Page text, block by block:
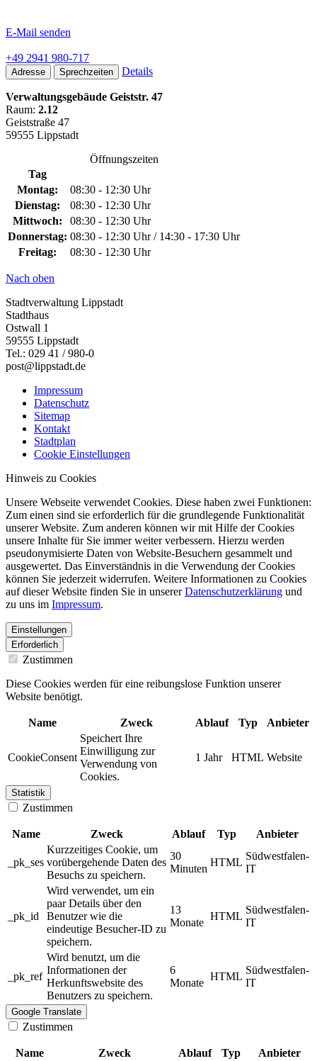
E-Mail senden
+49 2941 980-717
Adresse Sprechzeiten Details
Verwaltungsgebäude Geiststr. 47
Raum: 2.12
Geiststraße 47
59555 Lippstadt
Öffnungszeiten
Tag
Montag:
08:30 - 12:30 Uhr
Dienstag:
08:30 - 12:30 Uhr
Mittwoch:
08:30 - 12:30 Uhr
Donnerstag: 08:30 - 12:30 Uhr / 14:30 - 17:30 Uhr
Freitag:
08:30 - 12:30 Uhr
Nach oben
Stadtverwaltung Lippstadt
Stadthaus
Ostwall 1
59555 Lippstadt
Tel.: 029 41 / 980-0
post@lippstadt.de
Impressum
Datenschutz
Sitemap
Kontakt
Stadtplan
Cookie Einstellungen
Hinweis zu Cookies
Unsere Webseite verwendet Cookies. Diese haben zwei Funktionen:
Zum einen sind sie erforderlich für die grundlegende Funktionalität
unserer Website. Zum anderen können wir mit Hilfe der Cookies
unsere Inhalte für Sie immer weiter verbessern. Hierzu werden
pseudonymisierte Daten von Website-Besuchern gesammelt und
ausgewertet. Das Einverständnis in die Verwendung der Cookies
können Sie jederzeit widerrufen. Weitere Informationen zu Cookies
auf dieser Website finden Sie in unsererDatenschutzerklärung und
zu uns im Impressum.
Einstellungen
Erforderlich
Zustimmen
Diese Cookies werden für eine reibungslose Funktion unserer
Website benötigt.
Name Zweck Ablauf Typ Anbieter
CookieConsent
Speichert Ihre
Einwilligung zur
Verwendung von
Cookies.
1 Jahr HTML Website
Statistik
Zustimmen
Name Zweck Ablauf Typ Anbieter
_pk_ses
Kurzzeitiges Cookie, um
vorübergehende Daten des
Besuchs zu speichern.
30
Minuten
HTML
Südwestfalen-
IT
_pk_id
Wird verwendet, um ein
paar Details über den
Benutzer wie die
eindeutige Besucher-ID zu
speichern.
13
Monate
HTML
Südwestfalen-
IT
_pk_ref
Wird benutzt, um die
Informationen der
Herkunftswebsite des
Benutzers zu speichern.
6
Monate
HTML
Südwestfalen-
IT
Google Translate
Zustimmen
Name Zweck Ablauf Typ Anbieter